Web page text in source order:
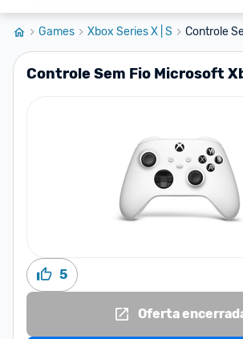
Games Xbox Series X | S Controle
Controle Sem Fio Microsoft
5
Oferta